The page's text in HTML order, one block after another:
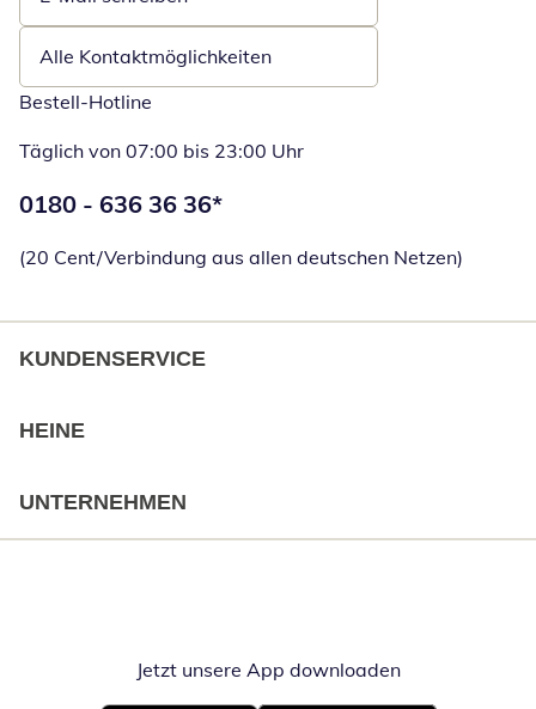
Öffnet E-Mail-Client
Alle Kontaktmöglichkeiten
Bestell-Hotline
Täglich von 07:00 bis 23:00 Uhr
Telefonnummer:
0180 - 636 36 36*
(20 Cent/Verbindung aus allen deutschen Netzen)
KUNDENSERVICE
HEINE
UNTERNEHMEN
Jetzt unsere App downloadenÖffnet in